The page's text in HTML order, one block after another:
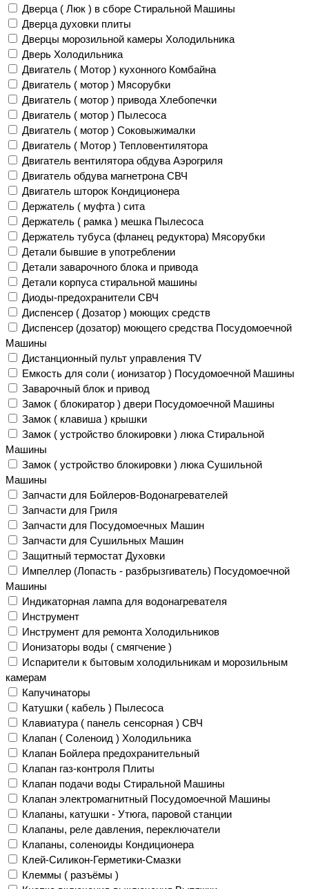
Дверца ( Люк ) в сборе Стиральной Машины
Дверца духовки плиты
Дверцы морозильной камеры Холодильника
Дверь Холодильника
Двигатель ( Мотор ) кухонного Комбайна
Двигатель ( мотор ) Мясорубки
Двигатель ( мотор ) привода Хлебопечки
Двигатель ( мотор ) Пылесоса
Двигатель ( мотор ) Соковыжималки
Двигатель ( Мотор ) Тепловентилятора
Двигатель вентилятора обдува Аэрогриля
Двигатель обдува магнетрона СВЧ
Двигатель шторок Кондиционера
Держатель ( муфта ) сита
Держатель ( рамка ) мешка Пылесоса
Держатель тубуса (фланец редуктора) Мясорубки
Детали бывшие в употреблении
Детали заварочного блока и привода
Детали корпуса стиральной машины
Диоды-предохранители СВЧ
Диспенсер ( Дозатор ) моющих средств
Диспенсер (дозатор) моющего средства Посудомоечной
Машины
Дистанционный пульт управления TV
Емкость для соли ( ионизатор ) Посудомоечной Машины
Заварочный блок и привод
Замок ( блокиратор ) двери Посудомоечной Машины
Замок ( клавиша ) крышки
Замок ( устройство блокировки ) люка Стиральной
Машины
Замок ( устройство блокировки ) люка Сушильной
Машины
Запчасти для Бойлеров-Водонагревателей
Запчасти для Гриля
Запчасти для Посудомоечных Машин
Запчасти для Сушильных Машин
Защитный термостат Духовки
Импеллер (Лопасть - разбрызгиватель) Посудомоечной
Машины
Индикаторная лампа для водонагревателя
Инструмент
Инструмент для ремонта Холодильников
Ионизаторы воды ( смягчение )
Испарители к бытовым холодильникам и морозильным
камерам
Капучинаторы
Катушки ( кабель ) Пылесоса
Клавиатура ( панель сенсорная ) СВЧ
Клапан ( Соленоид ) Холодильника
Клапан Бойлера предохранительный
Клапан газ-контроля Плиты
Клапан подачи воды Стиральной Машины
Клапан электромагнитный Посудомоечной Машины
Клапаны, катушки - Утюга, паровой станции
Клапаны, реле давления, переключатели
Клапаны, соленоиды Кондиционера
Клей-Силикон-Герметики-Смазки
Клеммы ( разъёмы )